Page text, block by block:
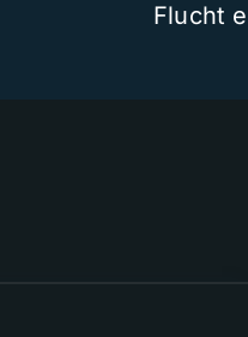
Flucht